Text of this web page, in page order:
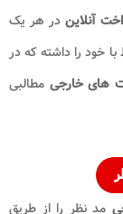
آنلایندر هر یک
با خود را داشته که در
های خارجی مطالبی
مد نظر را از طریق